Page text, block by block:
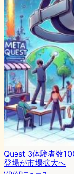
Quest 3体験者数
登場が市場拡大へ